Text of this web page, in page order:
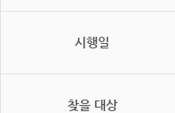
시행일
찾을 대상